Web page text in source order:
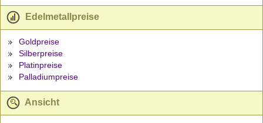
Edelmetallpreise
Goldpreise
Silberpreise
Platinpreise
Palladiumpreise
Ansicht